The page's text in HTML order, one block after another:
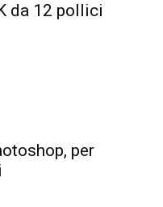
da 12 pollici
per